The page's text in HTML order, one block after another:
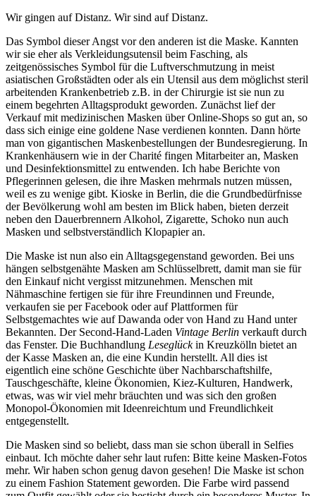
Wir gingen auf Distanz. Wir sind auf Distanz.
Das Symbol dieser Angst vor den anderen ist die Maske. Kannten
wir sie eher als Verkleidungsutensil beim Fasching, als
zeitgenössisches Symbol für die Luftverschmutzung in meist
asiatischen Großstädten oder als ein Utensil aus dem möglichst steril
arbeitenden Krankenbetrieb z.B. in der Chirurgie ist sie nun zu
einem begehrten Alltagsprodukt geworden. Zunächst lief der
Verkauf mit medizinischen Masken über Online-Shops so gut an, so
dass sich einige eine goldene Nase verdienen konnten. Dann hörte
man von gigantischen Maskenbestellungen der Bundesregierung. In
Krankenhäusern wie in der Charité fingen Mitarbeiter an, Masken
und Desinfektionsmittel zu entwenden. Ich habe Berichte von
Pflegerinnen gelesen, die ihre Masken mehrmals nutzen müssen,
weil es zu wenige gibt. Kioske in Berlin, die die Grundbedürfnisse
der Bevölkerung wohl am besten im Blick haben, bieten derzeit
neben den Dauerbrennern Alkohol, Zigarette, Schoko nun auch
Masken und selbstverständlich Klopapier an.
Die Maske ist nun also ein Alltagsgegenstand geworden. Bei uns
hängen selbstgenähte Masken am Schlüsselbrett, damit man sie für
den Einkauf nicht vergisst mitzunehmen. Menschen mit
Nähmaschine fertigen sie für ihre Freundinnen und Freunde,
verkaufen sie per Facebook oder auf Plattformen für
Selbstgemachtes wie auf Dawanda oder von Hand zu Hand unter
Bekannten. Der Second-Hand-Laden Vintage Berlin verkauft durch
das Fenster. Die Buchhandlung Leseglückin Kreuzkölln bietet an
der Kasse Masken an, die eine Kundin herstellt. All dies ist
eigentlich eine schöne Geschichte über Nachbarschaftshilfe,
Tauschgeschäfte, kleine Ökonomien, Kiez-Kulturen, Handwerk,
etwas, was wir viel mehr bräuchten und was sich den großen
Monopol-Ökonomien mit Ideenreichtum und Freundlichkeit
entgegenstellt.
Die Masken sind so beliebt, dass man sie schon überall in Selfies
einbaut. Ich möchte daher sehr laut rufen: Bitte keine Masken-Fotos
mehr. Wir haben schon genug davon gesehen! Die Maske ist schon
zu einem Fashion Statement geworden. Die Farbe wird passend